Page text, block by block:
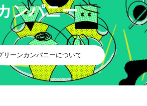
ンパニー
リーンカンパニーについて